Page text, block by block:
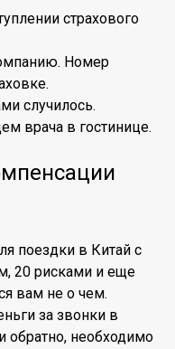
страхового
Номер
случилось.
врача в гостинице.
поездки в Китай с
20 рисками и еще
вам не о чем.
за звонки в
обратно, необходимо